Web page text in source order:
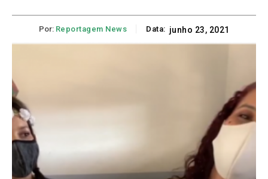
Por: Reportagem News Data: junho 23, 2021